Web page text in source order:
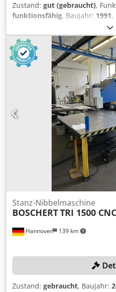
Zustand: gut (gebraucht),
funktionsfähig, Baujahr: 1991,
0,004 kW (0,01
kg, Schneiden 6 mm bei 400
Anwer 4 mm bei 600 N/mm²
30 - 120 ° Antriebsleistung ca.
Hannover 139 km
Stanz-Nibbelmaschine
BOSCHERTTRI 1500
Zustand: gebraucht, Baujahr: